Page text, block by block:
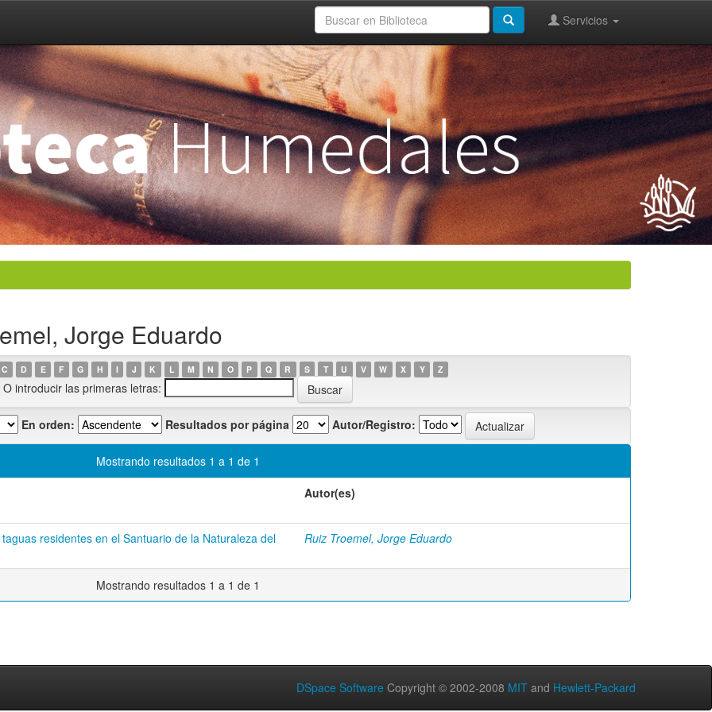
Servicios
Jorge Eduardo
C D E F G H I J K L M N O P Q R S T U V W X Y Z
O introducir las primeras letras:
En orden: Resultados por página Autor/Registro:
Mostrando resultados 1 a 1 de 1
Autor(es)
residentes en el Santuario de la Naturaleza del
Ruiz Troemel, Jorge Eduardo
Mostrando resultados 1 a 1 de 1
DSpace Software Copyright © 2002-2008 MIT and Hewlett-Packard